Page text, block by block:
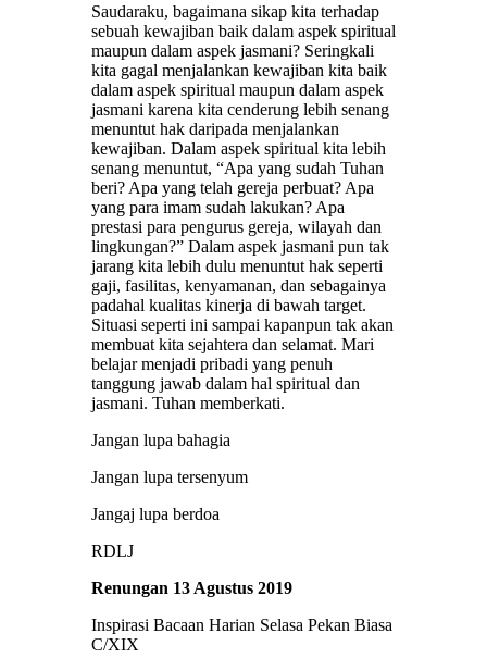
Saudaraku, bagaimana sikap kita terhadap
sebuah kewajiban baik dalam aspek spiritual
maupun dalam aspek jasmani? Seringkali
kita gagal menjalankan kewajiban kita baik
dalam aspek spiritual maupun dalam aspek
jasmani karena kita cenderung lebih senang
menuntut hak daripada menjalankan
kewajiban. Dalam aspek spiritual kita lebih
senang menuntut, “Apa yang sudah Tuhan
beri? Apa yang telah gereja perbuat? Apa
yang para imam sudah lakukan? Apa
prestasi para pengurus gereja, wilayah dan
lingkungan?” Dalam aspek jasmani pun tak
jarang kita lebih dulu menuntut hak seperti
gaji, fasilitas, kenyamanan, dan sebagainya
padahal kualitas kinerja di bawah target.
Situasi seperti ini sampai kapanpun tak akan
membuat kita sejahtera dan selamat. Mari
belajar menjadi pribadi yang penuh
tanggung jawab dalam hal spiritual dan
jasmani. Tuhan memberkati.
Jangan lupa bahagia
Jangan lupa tersenyum
Jangaj lupa berdoa
RDLJ
Renungan 13 Agustus 2019
Inspirasi Bacaan Harian Selasa Pekan Biasa
C/XIX